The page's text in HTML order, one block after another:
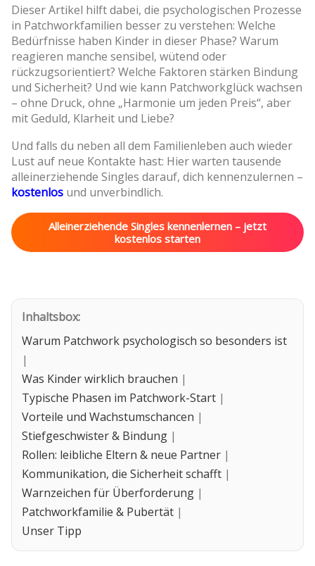
Dieser Artikel hilft dabei, die psychologischen Prozesse
in Patchworkfamilien besser zu verstehen: Welche
Bedürfnisse haben Kinder in dieser Phase? Warum
reagieren manche sensibel, wütend oder
rückzugsorientiert? Welche Faktoren stärken Bindung
und Sicherheit? Und wie kann Patchworkglück wachsen
– ohne Druck, ohne „Harmonie um jeden Preis“, aber
mit Geduld, Klarheit und Liebe?
Und falls du neben all dem Familienleben auch wieder
Lust auf neue Kontakte hast: Hier warten tausende
alleinerziehende Singles darauf, dich kennenzulernen –
kostenlos und unverbindlich.
Alleinerziehende Singles kennenlernen – jetzt
kostenlos starten
Inhaltsbox:
Warum Patchwork psychologisch so besonders ist
|
Was Kinder wirklich brauchen |
Typische Phasen im Patchwork-Start |
Vorteile und Wachstumschancen |
Stiefgeschwister & Bindung |
Rollen: leibliche Eltern & neue Partner |
Kommunikation, die Sicherheit schafft |
Warnzeichen für Überforderung |
Patchworkfamilie & Pubertät |
Unser Tipp